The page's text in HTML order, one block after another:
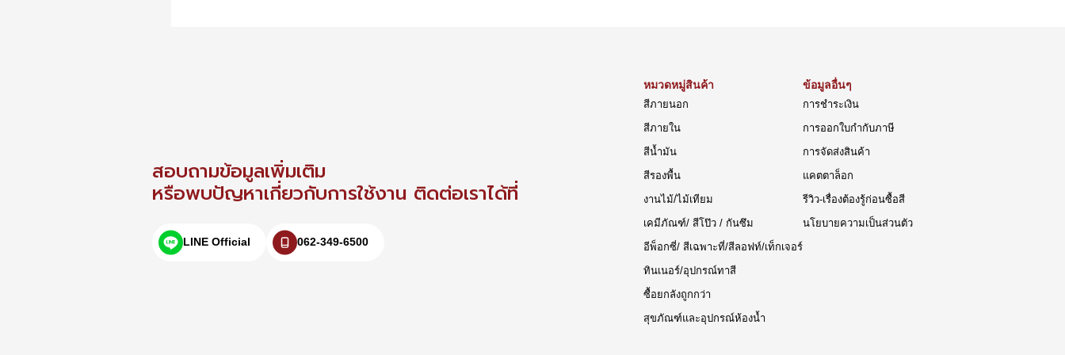
สอบถามข้อมูลเพิ่มเติม
หรือพบปัญหาเกี่ยวกับการใช้งาน ติดต่อเราได้ที่
LINE Official 062-349-6500
หมวดหมู่สินค้า
สีภายนอก
สีภายใน
สีน้ำมัน
สีรองพื้น
งานไม้/ไม้เทียม
เคมีภัณฑ์/ สีโป๊ว / กันซึม
อีพ็อกซี่/ สีเฉพาะที่/สีลอฟท์/เท็กเจอร์
ทินเนอร์/อุปกรณ์ทาสี
ซื้อยกลังถูกกว่า
สุขภัณฑ์และอุปกรณ์ห้องน้ำ
ข้อมูลอื่นๆ
การชำระเงิน
การออกใบกำกับภาษี
การจัดส่งสินค้า
แคตตาล็อก
รีวิว-เรื่องต้องรู้ก่อนซื้อสี
นโยบายความเป็นส่วนตัว